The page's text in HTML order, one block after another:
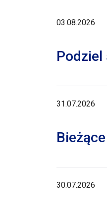
03.08.2026
31.07.2026
30.07.2026